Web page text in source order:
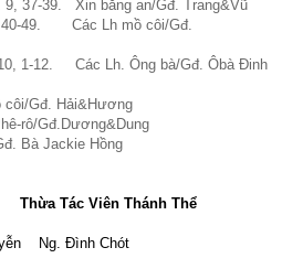
39. Xin bằng an/Gđ. Trang&Vũ
49. Các Lh mồ côi/Gđ.
1-12. Các Lh. Ông bà/Gđ. Ôbà Đinh
Gđ. Hải&Hương
rô/Gđ.Dương&Dung
Hồng
Thừa Tác Viên Thánh Thể
Nguyễn Ng. Đình Chót